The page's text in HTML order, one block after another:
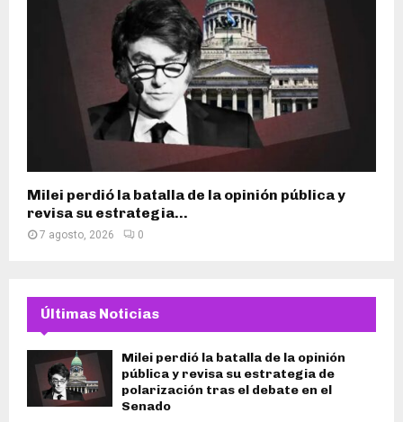
Milei perdió la batalla de la opinión pública y
revisa su estrategia...
7 agosto, 2026 0
Últimas Noticias
Milei perdió la batalla de la opinión
pública y revisa su estrategia de
polarización tras el debate en el
Senado